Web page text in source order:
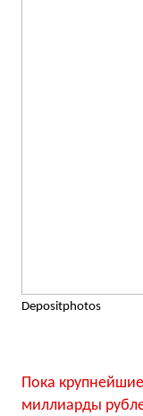
Depositphotos
Пока
миллиарды